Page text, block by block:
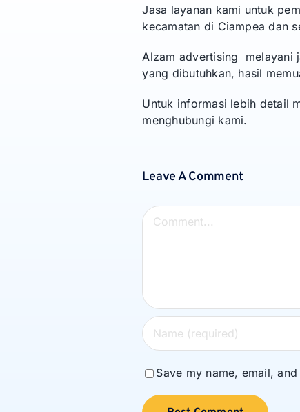
Jasa layanan kami untuk
kecamatan di Ciampea dan
Alzam advertising melayani
yang dibutuhkan, hasil
Untuk informasi lebih detail
menghubungi kami.
Leave A Comment
Comment
Save my name, email,